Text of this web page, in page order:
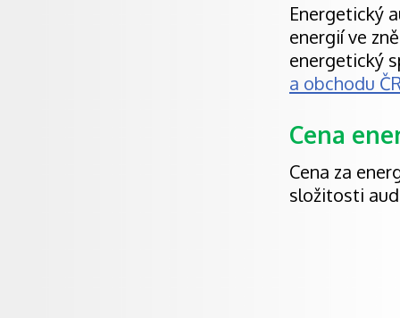
Energetický
energií ve
energetický
a obchodu
Cena
Cena za
složitosti